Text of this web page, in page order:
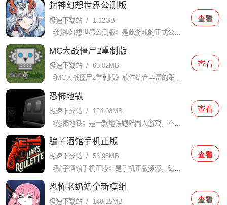
封神幻想世界公测版
极速下载站 /
1.12GB
《封神幻想世界公测版》是此游戏的正式公测版，让你可以和你朋友一起玩，游戏提供了大量的主线和支线任务，玩家可以选择不同的职业和技能进行定制化培养。无论你是喜欢打怪升级，还是想参加社交活动，游戏都能满足你
查看
MC大战僵尸2重制版
极速下载站 / 63.02MB
《MC大战僵尸2重制版》软件结合丰富的策略元素和创意游戏设计，玩家将面对来自不同时间线的僵尸袭击，必须使用各种植物保卫家园。在不同的时空场景中，玩家将体验到独特的关卡设计和全新的敌人类型，让你欲罢不能
查看
恐怖地铁
极速下载站 /
124.08MB
《恐怖地铁》是一款地铁跑酷同人游戏，不再是跑酷游戏，加入了恐怖元素，给玩家带来前所未有的不寒而栗的体验。游戏氛围异常压抑阴森，地下摆放着各种神秘阴森的物品，如废弃的手提箱、破旧的报纸、腐蚀发霉的墙壁等
查看
骗子酒馆手机正版
极速下载站 / 53.93MB
《骗子酒馆手机正版》是手机正版资源，每位玩家扮演的酒馆客人都有独特的身份和技能。游戏的基本要素之一是 “欺骗”，这也是游戏的策略之一。在有限的游戏时间内，玩家必须依靠收集到的线索和自己的直觉，巧妙地编
查看
恐怖老奶奶全新模组
极速下载站 / 148.15MB 查看